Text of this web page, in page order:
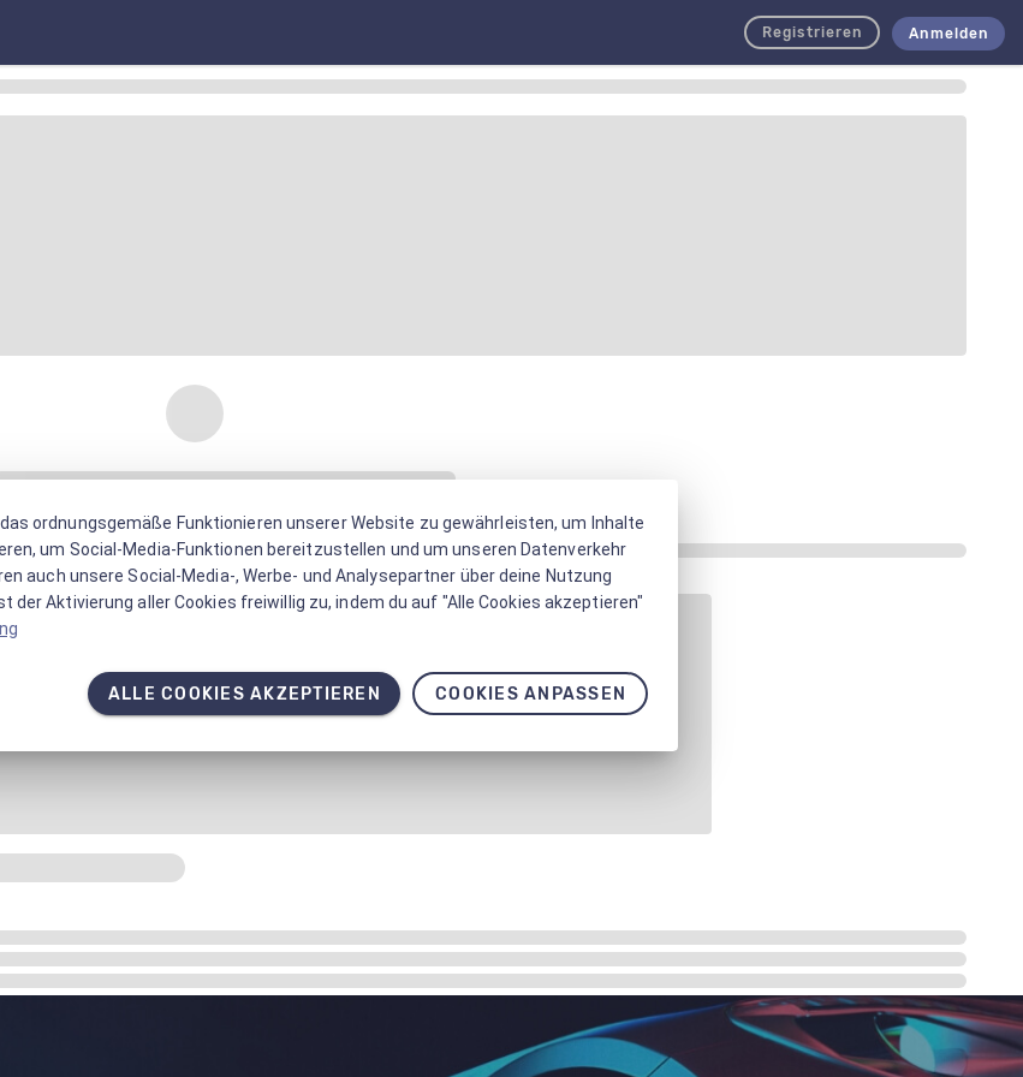
Registrieren Anmelden
ordnungsgemäße Funktionieren unserer Website zu gewährleisten, um Inhalte
um Social-Media-Funktionen bereitzustellen und um unseren Datenverkehr
auch unsere Social-Media-, Werbe- und Analysepartner über deine Nutzung
der Aktivierung aller Cookies freiwillig zu, indem du auf "Alle Cookies akzeptieren"
ALLE COOKIES AKZEPTIEREN COOKIES ANPASSEN